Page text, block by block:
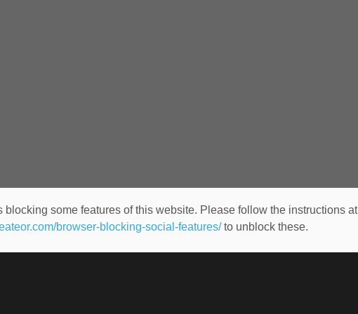
blocking some features of this website. Please follow the instructions at
browser-blocking-social-features/to unblock these.